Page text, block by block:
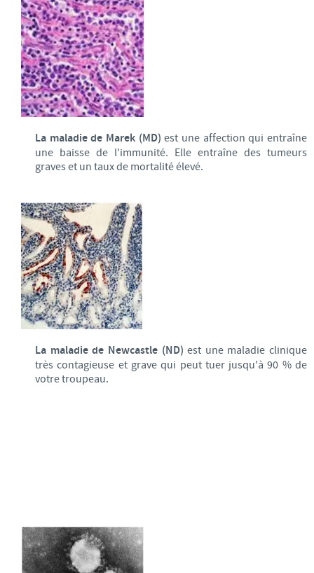
La maladie de Marek (MD) est une affection qui entraîne
une baisse de l'immunité. Elle entraîne des tumeurs
graves et un taux de mortalité élevé.
La maladie de Newcastle (ND) est une maladie clinique
très contagieuse et grave qui peut tuer jusqu'à 90 % de
votre troupeau.